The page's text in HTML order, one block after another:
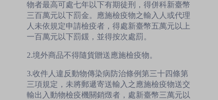
物者最高可處七年以下有期徒刑，得併科新臺幣
三百萬元以下罰金。應施檢疫物之輸入人或代理
人未依規定申請檢疫者，得處新臺幣五萬元以上
一百萬元以下罰鍰，並得按次處罰。
2.境外商品不得隨貨贈送應施檢疫物。
3.收件人違反動物傳染病防治條例第三十四條第
三項規定，未將郵遞寄送輸入之應施檢疫物送交
輸出入動物檢疫機關銷燬者，處新臺幣三萬元以